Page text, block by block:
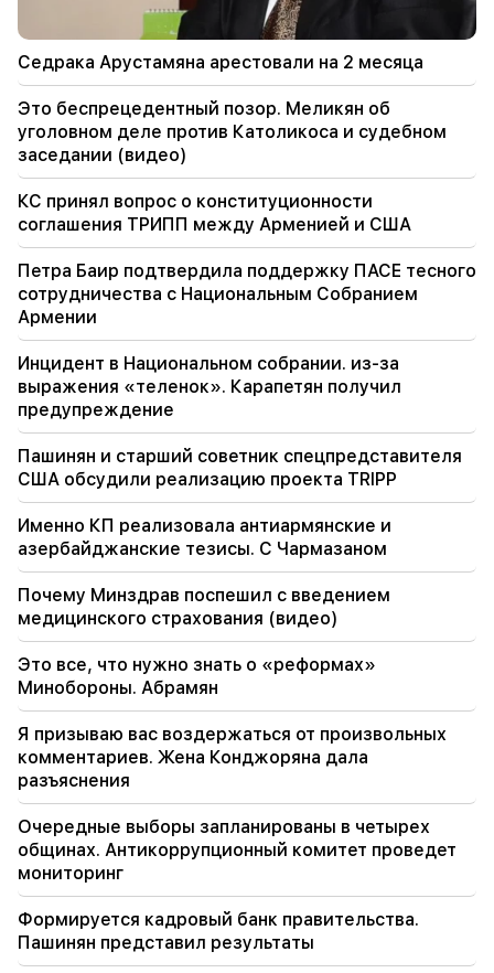
Это беспрецедентный позор. Меликян об
уголовном деле против Католикоса и
судебном заседании (видео)
20:56 Важный
Остерегайтесь фейковых страниц и
интернет-мошенников, направленных на
кражу банковских реквизитов (фото)
КС принял вопрос о конституционности
соглашения ТРИПП между Арменией и США
20:30
США готовятся к ядерной войне: Новые
аресты и репрессии (видео)
20:10
Зарождение Академии наук Армении: От
истоков цивилизации к вершинам советской
науки - Новости
19:53
«Дрон с неизвестным взрывным
устройством» в аэропорту Лейпцига.
расследование началось
19:47
Сильва Акопян сообщила о болезненной
утрате (Фото)
19:32
Петра Баир подтвердила поддержку ПАСЕ
тесного сотрудничества с Национальным
Собранием Армении
19:03
Правительство возьмет новые кредиты на
320 миллионов долларов. Сестра Ким Чен
Ына предупредила Японию (Видео)
19:00
Седрака Арустамяна арестовали на 2 месяца
Это беспрецедентный позор. Меликян об
уголовном деле против Католикоса и судебном
заседании (видео)
КС принял вопрос о конституционности
соглашения ТРИПП между Арменией и США
Петра Баир подтвердила поддержку ПАСЕ тесного
сотрудничества с Национальным Собранием
Армении
Инцидент в Национальном собрании. из-за
выражения «теленок». Карапетян получил
предупреждение
Пашинян и старший советник спецпредставителя
США обсудили реализацию проекта TRIPP
Именно КП реализовала антиармянские и
азербайджанские тезисы. С Чармазаном
Почему Минздрав поспешил с введением
медицинского страхования (видео)
Это все, что нужно знать о «реформах»
Минобороны. Абрамян
Я призываю вас воздержаться от произвольных
комментариев. Жена Конджоряна дала
разъяснения
Очередные выборы запланированы в четырех
общинах. Антикоррупционный комитет проведет
мониторинг
Формируется кадровый банк правительства.
Пашинян представил результаты